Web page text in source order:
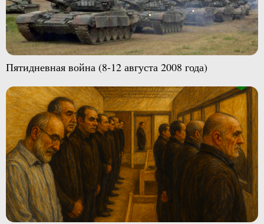
Пятидневная война (8-12 августа 2008 года)